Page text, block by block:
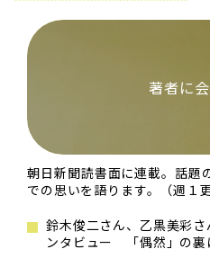
著者に
朝日新聞読書面に連載。話題
での思いを語ります。（週１更
鈴木俊二さん、乙黒美彩
ンタビュー 「偶然」の裏